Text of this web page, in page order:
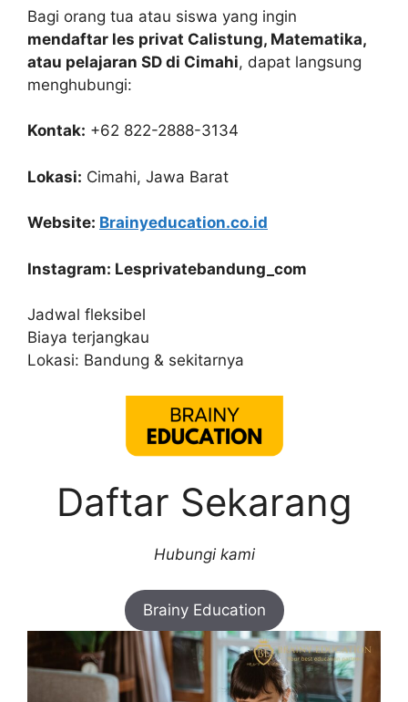
Bagi orang tua atau siswa yang ingin
mendaftar les privat Calistung, Matematika,
atau pelajaran SD di Cimahi, dapat langsung
menghubungi:
Kontak: +62 822-2888-3134
Lokasi: Cimahi, Jawa Barat
Website: Brainyeducation.co.id
Instagram: Lesprivatebandung_com
Jadwal fleksibel
Biaya terjangkau
Lokasi: Bandung & sekitarnya
Daftar Sekarang
Hubungi kami
Brainy Education